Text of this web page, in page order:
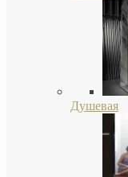
Душевая